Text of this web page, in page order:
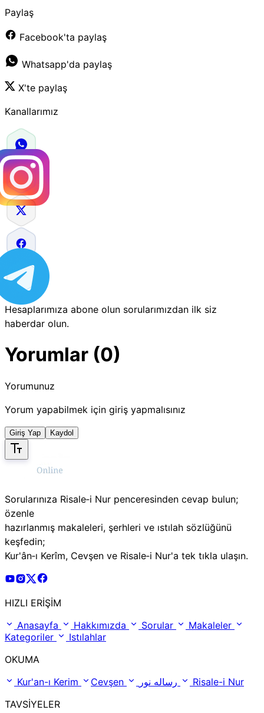
Paylaş
Facebook'ta paylaş
Whatsapp'da paylaş
X'te paylaş
Kanallarımız
Hesaplarımıza abone olun sorularımızdan ilk siz
haberdar olun.
Yorumlar (0)
Yorumunuz
Yorum yapabilmek için giriş yapmalısınız
Giriş Yap Kaydol
Sorularınıza Risale‑i Nur penceresinden cevap bulun;
özenle
hazırlanmış makaleleri, şerhleri ve ıstılah sözlüğünü
keşfedin;
Kur'ân‑ı Kerîm, Cevşen ve Risale‑i Nur'a tek tıkla ulaşın.
Risale Online Youtube Hesabı
Risale Online Instagram Hesabı
Risale Online X Hesabı
HIZLI ERİŞİM
Anasayfa
Hakkımızda Sorular
Makaleler
Kategoriler
Istılahlar
OKUMA
Kur'an-ı Kerim
Cevşen
Risale-i Nur
TAVSİYELER